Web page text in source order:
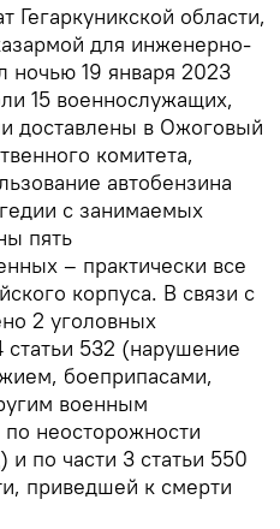
области,
для инженерно-
ночью 19 января 2023
15 военнослужащих,
доставлены в Ожоговый
комитета,
автобензина
с занимаемых
пять
– практически все
корпуса. В связи с
2 уголовных
статьи 532 (нарушение
боеприпасами,
военным
неосторожности
по части 3 статьи 550
приведшей к смерти